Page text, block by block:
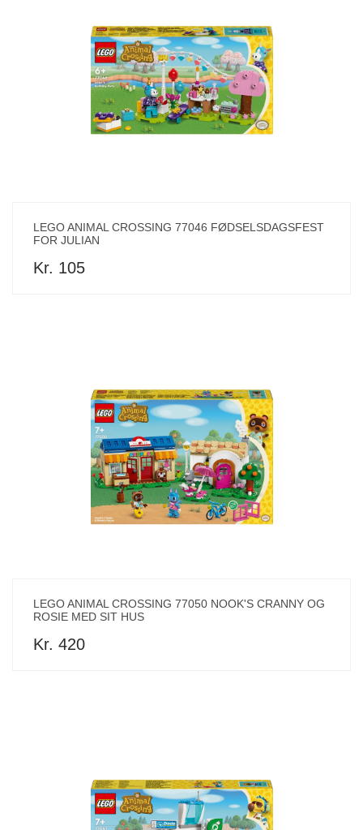
LEGO ANIMAL CROSSING 77046 FØDSELSDAGSFEST
FOR JULIAN
Kr. 105
LEGO ANIMAL CROSSING 77050 NOOK'S CRANNY OG
ROSIE MED SIT HUS
Kr. 420